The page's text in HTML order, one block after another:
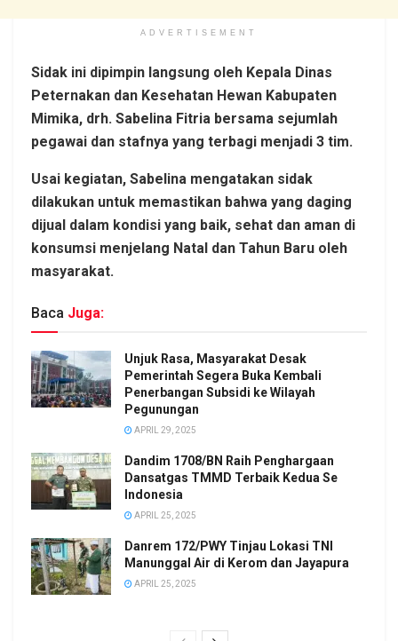
ADVERTISEMENT
Sidak ini dipimpin langsung oleh Kepala Dinas
Peternakan dan Kesehatan Hewan Kabupaten
Mimika, drh. Sabelina Fitria bersama sejumlah
pegawai dan stafnya yang terbagi menjadi 3 tim.
Usai kegiatan, Sabelina mengatakan sidak
dilakukan untuk memastikan bahwa yang daging
dijual dalam kondisi yang baik, sehat dan aman di
konsumsi menjelang Natal dan Tahun Baru oleh
masyarakat.
Baca Juga:
Unjuk Rasa, Masyarakat Desak
Pemerintah Segera Buka Kembali
Penerbangan Subsidi ke Wilayah
Pegunungan
APRIL 29, 2025
Dandim 1708/BN Raih Penghargaan
Dansatgas TMMD Terbaik Kedua Se
Indonesia
APRIL 25, 2025
Danrem 172/PWY Tinjau Lokasi TNI
Manunggal Air di Kerom dan Jayapura
APRIL 25, 2025